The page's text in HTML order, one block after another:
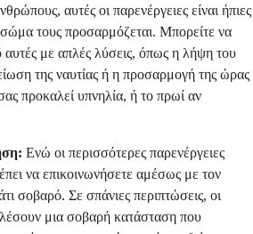
αυτές οι παρενέργειες είναι ήπιες
τους προσαρμόζεται. Μπορείτε να
αυτές με απλές λύσεις, όπως η λήψη του
της ναυτίας ή η προσαρμογή της ώρας
προκαλεί υπνηλία, ή το πρωί αν
Ενώ οι περισσότερες παρενέργειες
να επικοινωνήσετε αμέσως με τον
σοβαρό. Σε σπάνιες περιπτώσεις, οι
μια σοβαρή κατάσταση που